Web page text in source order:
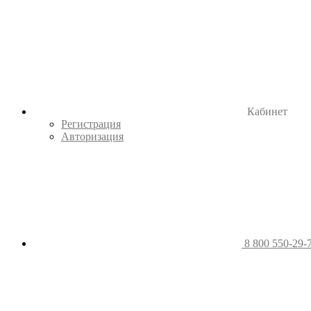
Кабинет
Регистрация
Авторизация
8 800 550-29-